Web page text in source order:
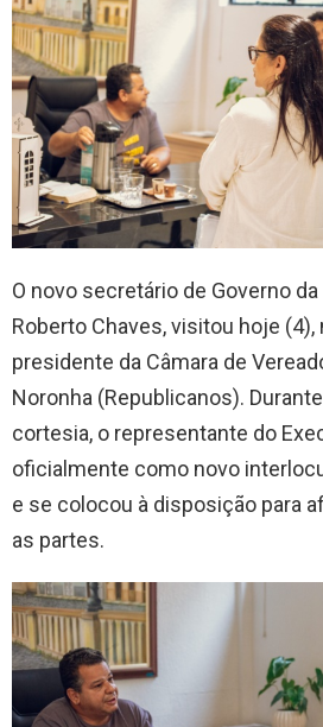
O novo secretário de Governo
Roberto Chaves, visitou hoje (4),
presidente da Câmara de
Noronha (Republicanos).
cortesia, o representante do
oficialmente como novo
e se colocou à disposição para
as partes.